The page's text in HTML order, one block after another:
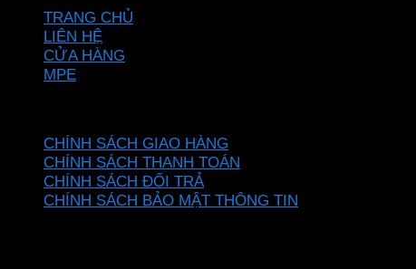
TRANG CHỦ
LIÊN HỆ
CỬA HÀNG
MPE
CHÍNH SÁCH GIAO HÀNG
CHÍNH SÁCH THANH TOÁN
CHÍNH SÁCH ĐỔI TRẢ
CHÍNH SÁCH BẢO MẬT THÔNG TIN